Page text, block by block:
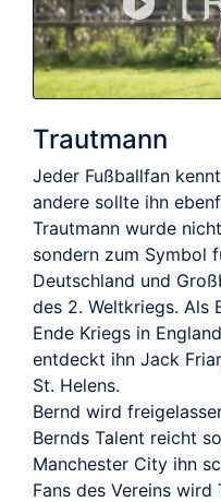
Trautmann
Jeder Fußballfan
andere sollte ihn
Trautmann wurde
sondern zum Symbol
Deutschland und
des 2. Weltkriegs. Als
Ende Kriegs in
entdeckt ihn Jack
St. Helens.
Bernd wird
Bernds Talent reicht
Manchester City ihn
Fans des Vereins